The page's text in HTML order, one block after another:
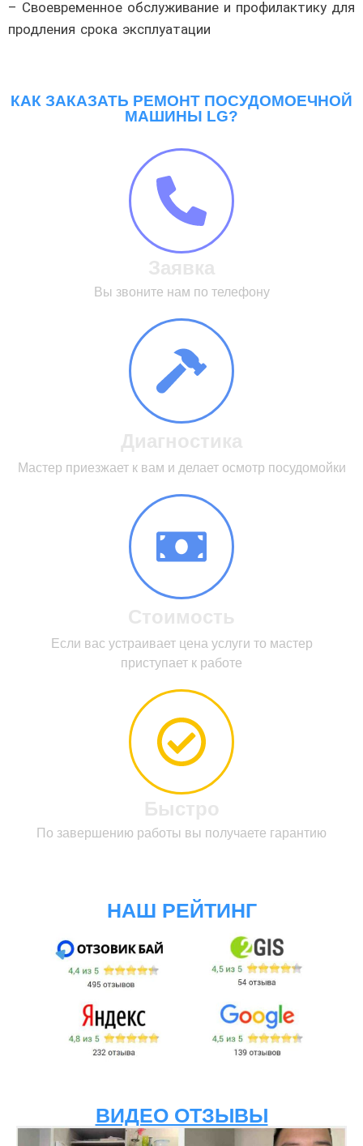
– Своевременное обслуживание и профилактику для
продления срока эксплуатации
КАК ЗАКАЗАТЬ РЕМОНТ ПОСУДОМОЕЧНОЙ
МАШИНЫ LG?
Заявка
Вы звоните нам по телефону
Диагностика
Мастер приезжает к вам и делает осмотр посудомойки
Стоимость
Если вас устраивает цена услуги то мастер
приступает к работе
Быстро
По завершению работы вы получаете гарантию
НАШ РЕЙТИНГ
ВИДЕО ОТЗЫВЫ